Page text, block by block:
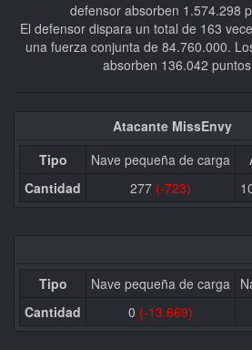
defensor absorben 1.574.298
El defensor dispara un total de 163
una fuerza conjunta de 84.760.000.
absorben 136.042
Atacante MissEnvy
Tipo
Nave pequeña de carga
Cantidad
277 (-723)
Tipo Nave pequeña de carga
Cantidad
0 (-13.669)